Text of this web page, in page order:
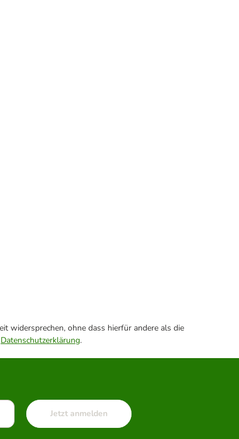
widersprechen, ohne dass hierfür andere als die
Datenschutzerklärung.
Jetzt anmelden